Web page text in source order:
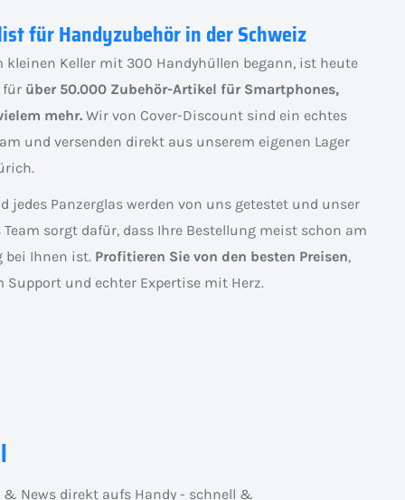
für Handyzubehör in der Schweiz
kleinen Keller mit 300 Handyhüllen begann, ist heute
für über 50.000 Zubehör-Artikel für Smartphones,
mehr.Wir von Cover-Discount sind ein echtes
und versenden direkt aus unserem eigenen Lager
jedes Panzerglas werden von uns getestet und unser
Team sorgt dafür, dass Ihre Bestellung meist schon am
bei Ihnen ist. Profitieren Sie von den besten Preisen,
Support und echter Expertise mit Herz.
& News direkt aufs Handy - schnell &